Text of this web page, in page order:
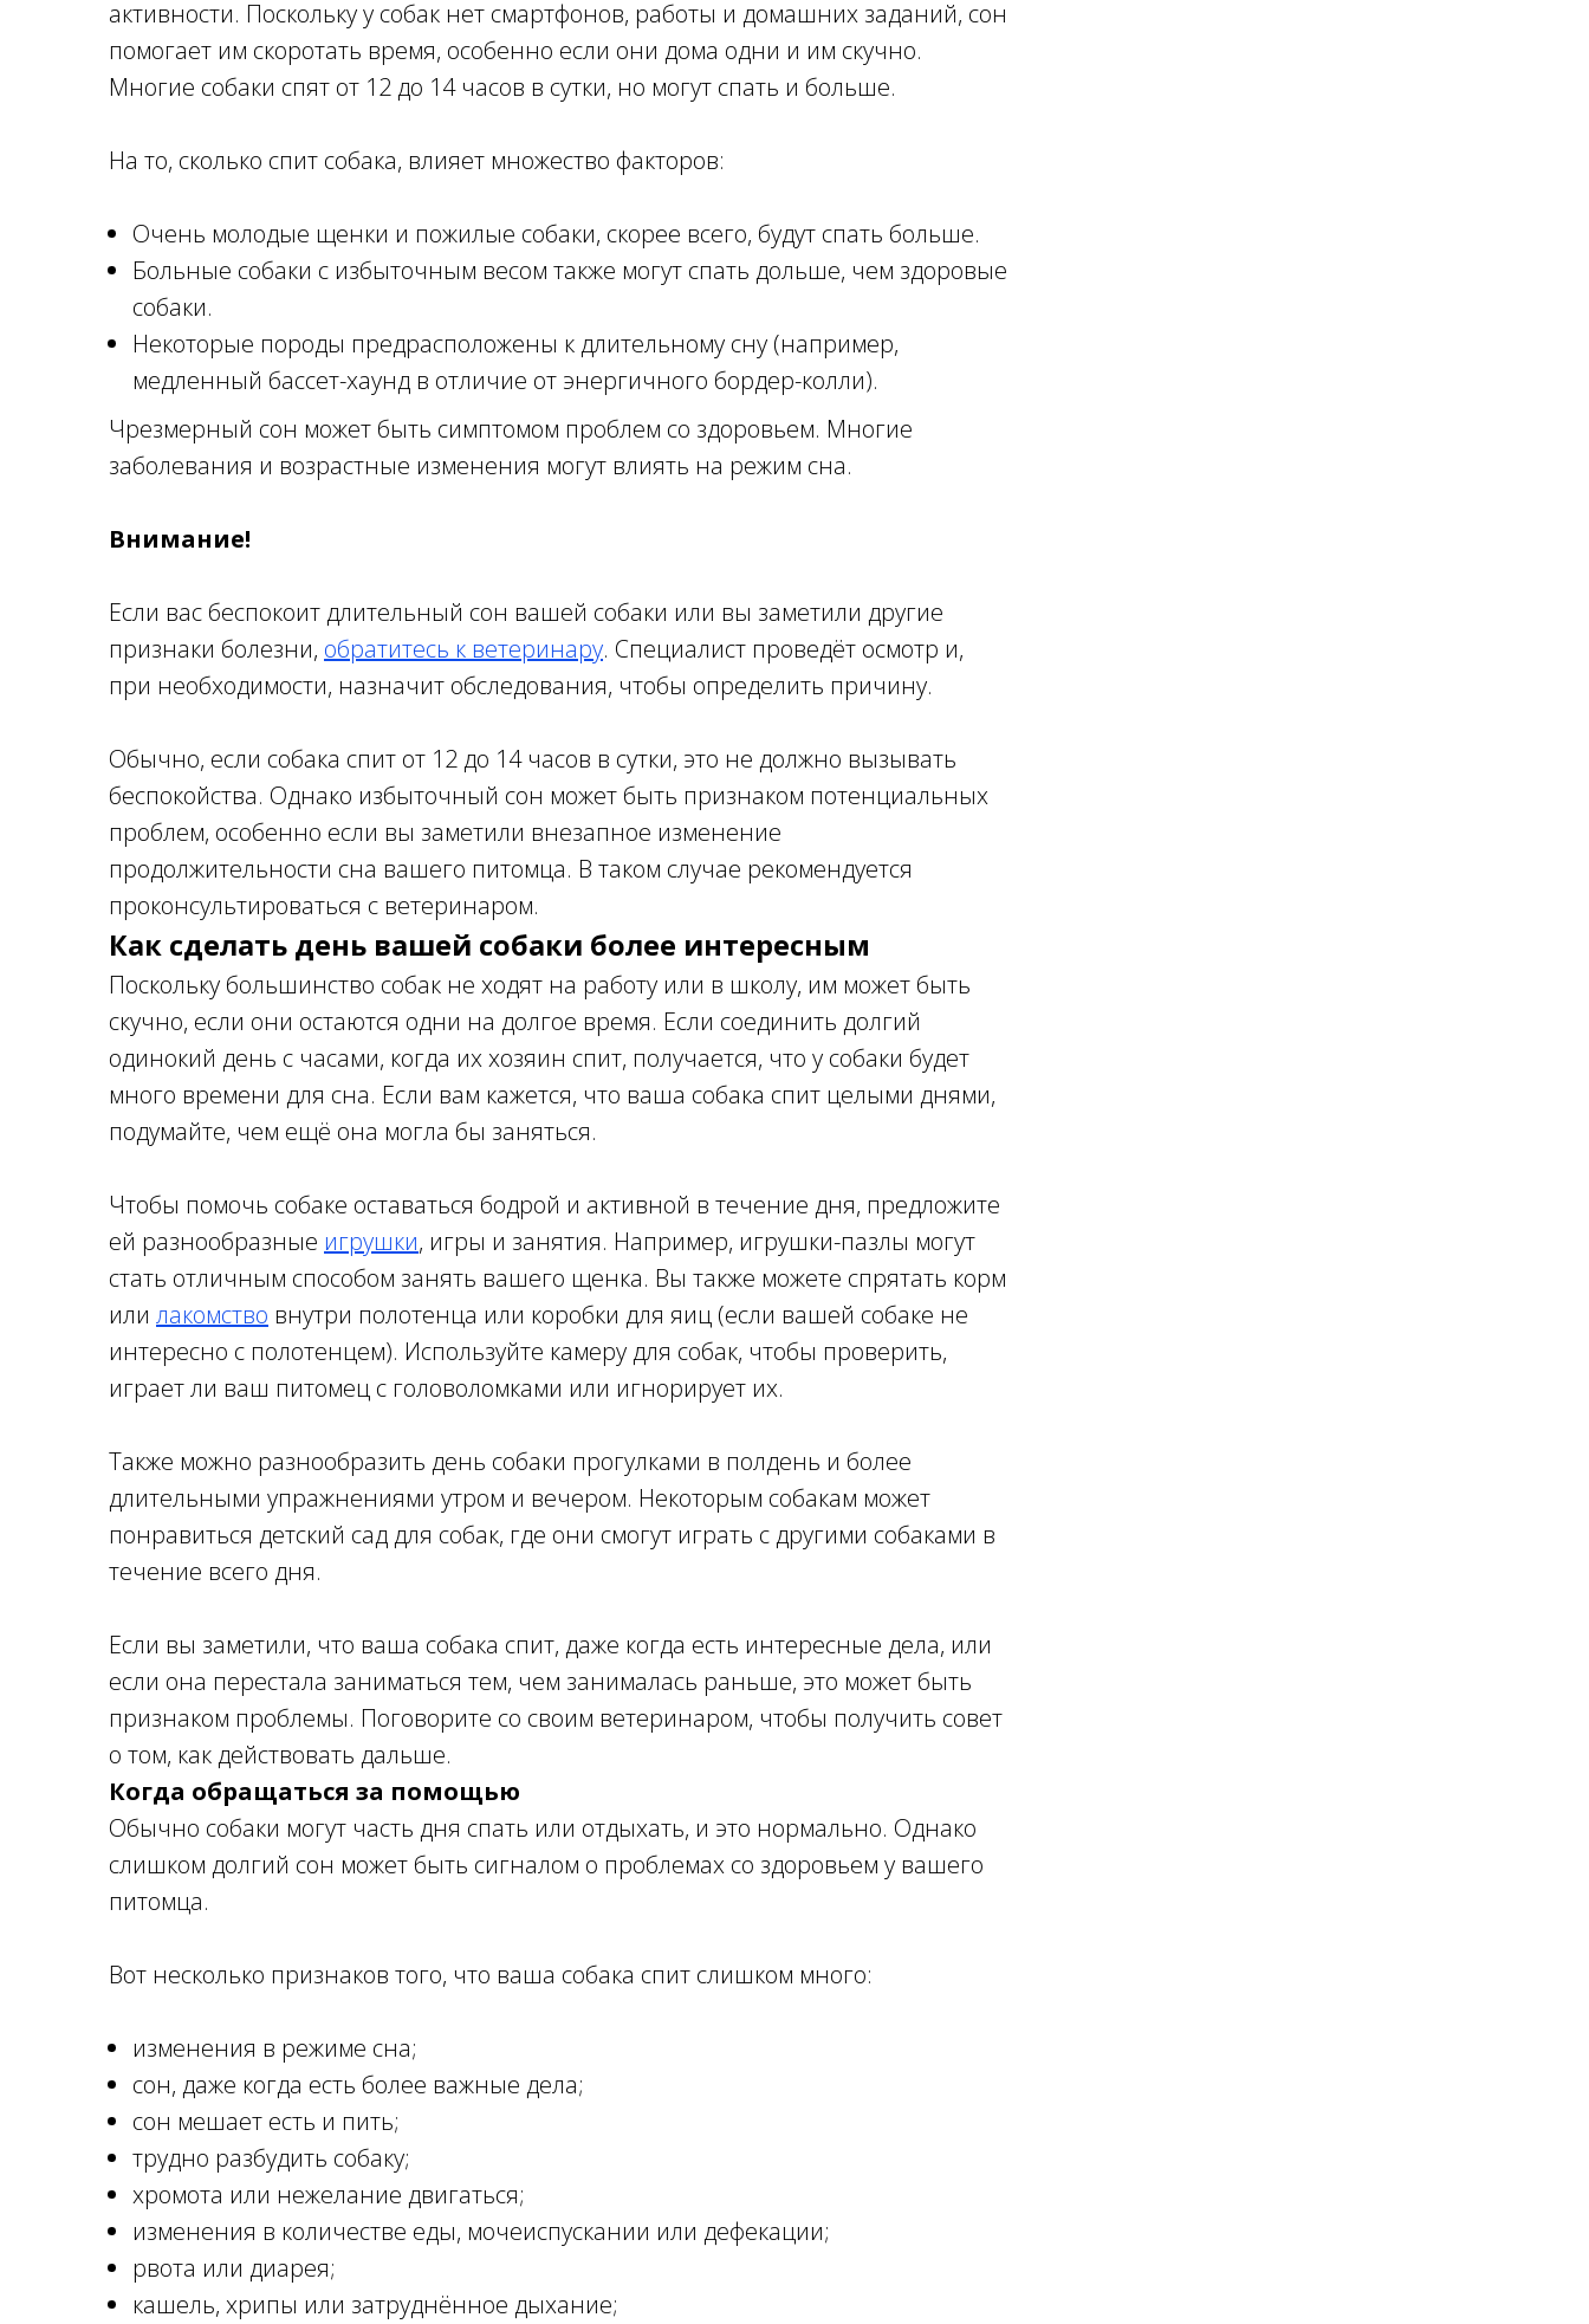
активности. Поскольку у собак нет смартфонов, работы и домашних заданий, сон
помогает им скоротать время, особенно если они дома одни и им скучно.
Многие собаки спят от 12 до 14 часов в сутки, но могут спать и больше.
На то, сколько спит собака, влияет множество факторов:
Очень молодые щенки и пожилые собаки, скорее всего, будут спать больше.
Больные собаки с избыточным весом также могут спать дольше, чем здоровые
собаки.
Некоторые породы предрасположены к длительному сну (например,
медленный бассет-хаунд в отличие от энергичного бордер-колли).
Чрезмерный сон может быть симптомом проблем со здоровьем. Многие
заболевания и возрастные изменения могут влиять на режим сна.
Внимание!
Если вас беспокоит длительный сон вашей собаки или вы заметили другие
признаки болезни, обратитесь к ветеринару. Специалист проведёт осмотр и,
при необходимости, назначит обследования, чтобы определить причину.
Обычно, если собака спит от 12 до 14 часов в сутки, это не должно вызывать
беспокойства. Однако избыточный сон может быть признаком потенциальных
проблем, особенно если вы заметили внезапное изменение
продолжительности сна вашего питомца. В таком случае рекомендуется
проконсультироваться с ветеринаром.
Как сделать день вашей собаки более интересным
Поскольку большинство собак не ходят на работу или в школу, им может быть
скучно, если они остаются одни на долгое время. Если соединить долгий
одинокий день с часами, когда их хозяин спит, получается, что у собаки будет
много времени для сна. Если вам кажется, что ваша собака спит целыми днями,
подумайте, чем ещё она могла бы заняться.
Чтобы помочь собаке оставаться бодрой и активной в течение дня, предложите
ей разнообразные игрушки, игры и занятия. Например, игрушки-пазлы могут
стать отличным способом занять вашего щенка. Вы также можете спрятать корм
или лакомство внутри полотенца или коробки для яиц (если вашей собаке не
интересно с полотенцем). Используйте камеру для собак, чтобы проверить,
играет ли ваш питомец с головоломками или игнорирует их.
Также можно разнообразить день собаки прогулками в полдень и более
длительными упражнениями утром и вечером. Некоторым собакам может
понравиться детский сад для собак, где они смогут играть с другими собаками в
течение всего дня.
Если вы заметили, что ваша собака спит, даже когда есть интересные дела, или
если она перестала заниматься тем, чем занималась раньше, это может быть
признаком проблемы. Поговорите со своим ветеринаром, чтобы получить совет
о том, как действовать дальше.
Когда обращаться за помощью
Обычно собаки могут часть дня спать или отдыхать, и это нормально. Однако
слишком долгий сон может быть сигналом о проблемах со здоровьем у вашего
питомца.
Вот несколько признаков того, что ваша собака спит слишком много:
изменения в режиме сна;
сон, даже когда есть более важные дела;
сон мешает есть и пить;
трудно разбудить собаку;
хромота или нежелание двигаться;
изменения в количестве еды, мочеиспускании или дефекации;
рвота или диарея;
кашель, хрипы или затруднённое дыхание;